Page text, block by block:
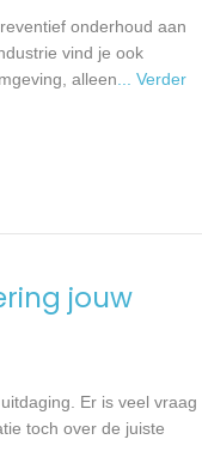
onderhoud aan
vind je ook
alleen ... Verder
jouw
Er is veel vraag
toch over de juiste